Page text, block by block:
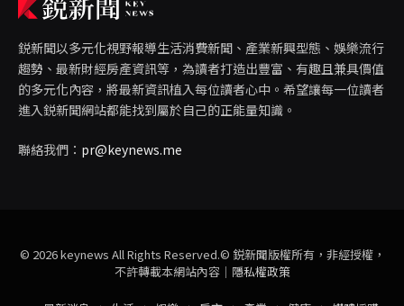
鋭新聞以多元化視野報導生活消費新聞、產業新興型態、娛樂流行
趨勢、最新財經房產資訊等，為讀者打造出豐富、有趣且兼具價值
的多元化內容，將最新資訊植入每位讀者心中。希望讓每一位讀者
進入鋭新聞網站都能找到屬於自己的正能量知識。
聯絡我們： pr@keynews.me
© 2026 keynews All Rights Reserved.© 鋭新聞版權所有，非經授權，
不許轉載本網站內容｜ 隱私權政策